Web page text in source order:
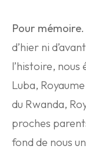
Pour mémoire.
d’hier ni
l’histoire, nous
Luba,
du Rwanda,
proches
fond de nous